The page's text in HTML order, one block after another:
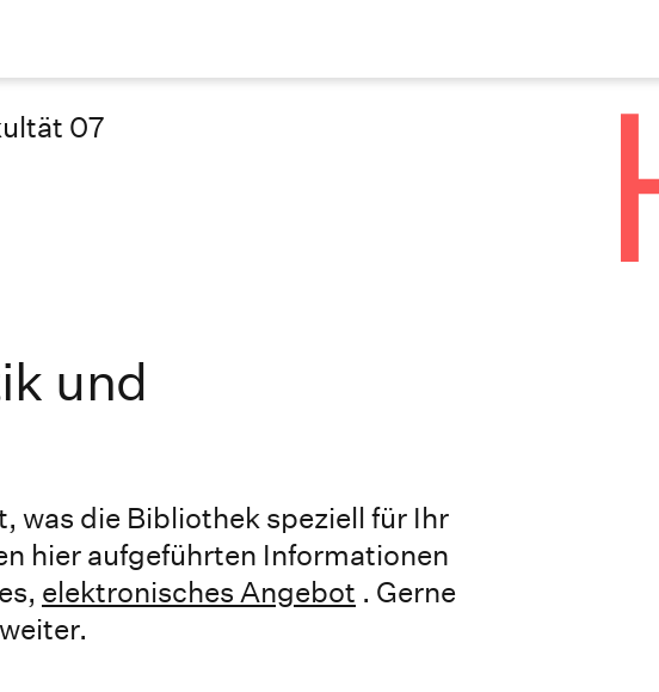
07
und
was die Bibliothek speziell für Ihr
hier aufgeführten Informationen
elektronisches Angebot . Gerne